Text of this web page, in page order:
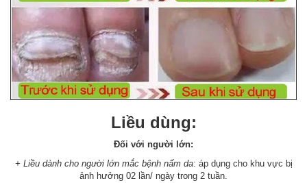
Liều dùng:
Đối với người lớn:
+ Liều dành cho người lớn mắc bệnh nấm da: áp dụng cho khu vực bị
ảnh hưởng 02 lần/ ngày trong 2 tuần.